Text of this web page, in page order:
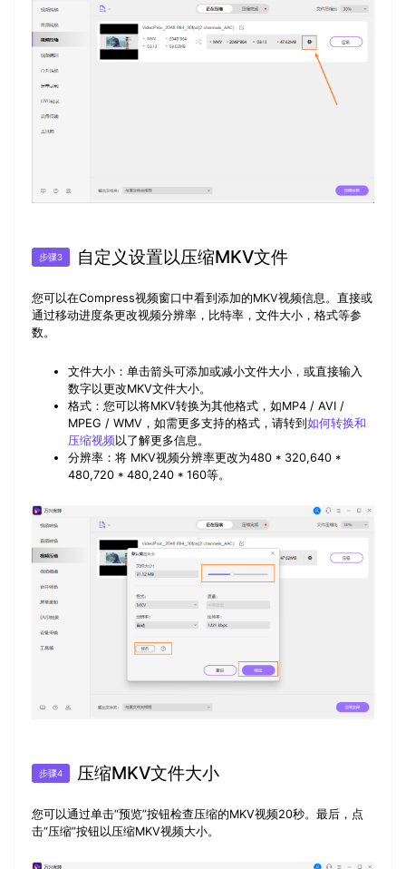
步骤3 自定义设置以压缩MKV文件
您可以在Compress视频窗口中看到添加的MKV视频信息。直接或
通过移动进度条更改视频分辨率，比特率，文件大小，格式等参
数。
文件大小：单击箭头可添加或减小文件大小，或直接输入
数字以更改MKV文件大小。
格式：您可以将MKV转换为其他格式，如MP4 / AVI /
MPEG / WMV，如需更多支持的格式，请转到如何转换和
压缩视频以了解更多信息。
分辨率：将 MKV视频分辨率更改为480 * 320,640 *
480,720 * 480,240 * 160等。
步骤4 压缩MKV文件大小
您可以通过单击“预览”按钮检查压缩的MKV视频20秒。最后，点
击“压缩”按钮以压缩MKV视频大小。